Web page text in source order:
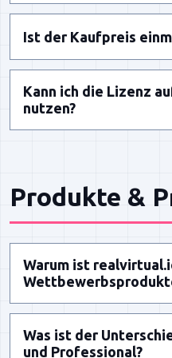
Sie können den
ohne Lizenzkosten
kompiliertes Build,
Ist der Kaufpreis
Ja, der Kaufpreis ist
preislich stark
Kann ich die Lizenz
nutzen?
Produkte &
Warum ist
realvirtual.io nutzt die
Unity Engine als Basis
Was ist der
und Professional?